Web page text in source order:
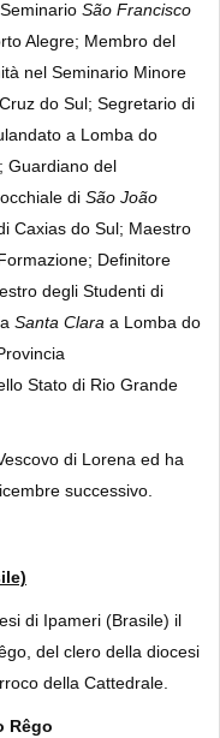
São Francisco
Alegre; Membro del
nel Seminario Minore
do Sul; Segretario di
a Lomba do
Guardiano del
di São João
Caxias do Sul; Maestro
Definitore
degli Studenti di
Santa Clara a Lomba do
Stato di Rio Grande
di Lorena ed ha
successivo.
di Ipameri (Brasile) il
del clero della diocesi
della Cattedrale.
Rêgo